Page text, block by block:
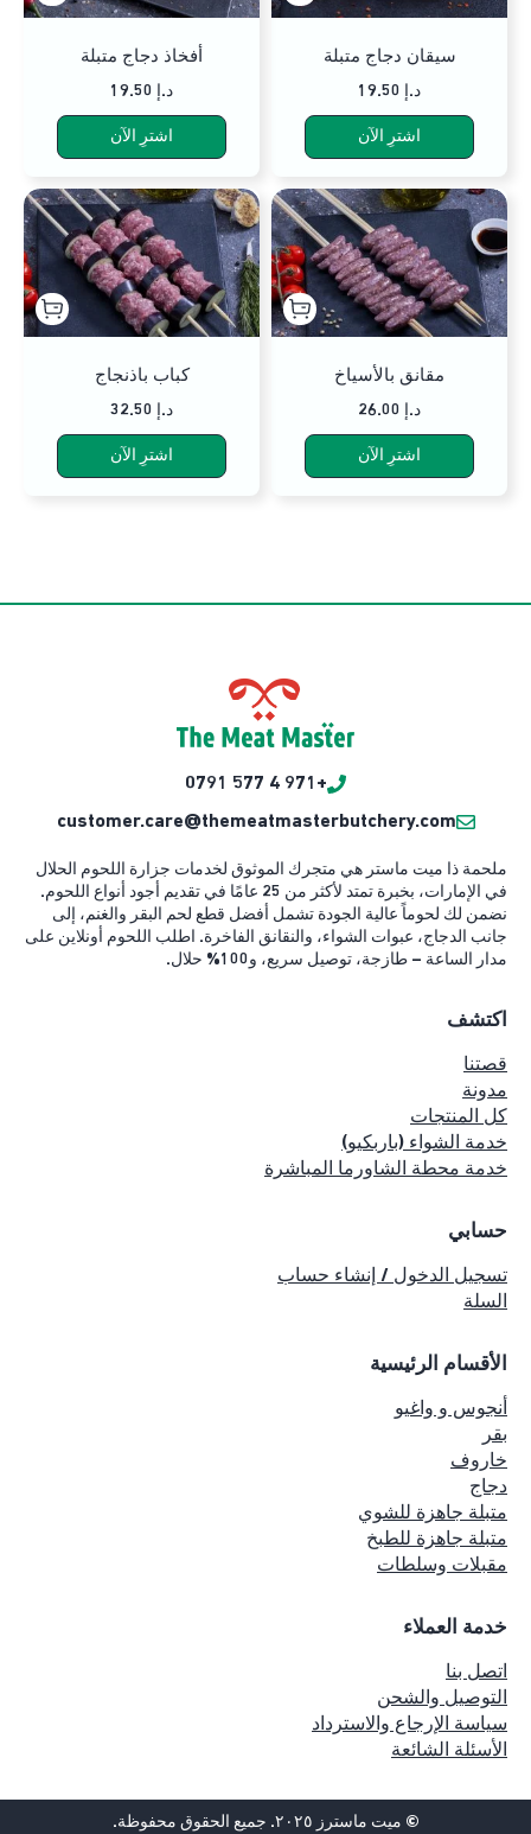
سيقان دجاج متبلة
19.50 د.إ
اشترِ الآن
أفخاذ دجاج متبلة
19.50 د.إ
اشترِ الآن
مقانق بالأسياخ
26.00 د.إ
اشترِ الآن
كباب باذنجاج
32.50 د.إ
اشترِ الآن
+971 4 577 0791
customer.care@themeatmasterbutchery.com
ملحمة ذا ميت ماستر هي متجرك الموثوق لخدمات جزارة اللحوم الحلال
في الإمارات، بخبرة تمتد لأكثر من 25 عامًا في تقديم أجود أنواع اللحوم.
نضمن لك لحوماً عالية الجودة تشمل أفضل قطع لحم البقر والغنم، إلى
جانب الدجاج، عبوات الشواء، والنقانق الفاخرة. اطلب اللحوم أونلاين على
مدار الساعة – طازجة، توصيل سريع، و100% حلال.
اكتشف
قصتنا
مدونة
كل المنتجات
خدمة الشواء (باربكيو)
خدمة محطة الشاورما المباشرة
حسابي
تسجيل الدخول / إنشاء حساب
السلة
الأقسام الرئيسية
أنجوس و واغيو
بقر
خاروف
دجاج
متبلة جاهزة للشوي
متبلة جاهزة للطبخ
مقبلات وسلطات
خدمة العملاء
اتصل بنا
التوصيل والشحن
سياسة الإرجاع والاسترداد
الأسئلة الشائعة
© ميت ماسترز ٢٠٢٥. جميع الحقوق محفوظة.